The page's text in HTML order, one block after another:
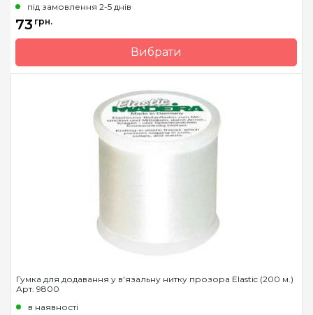
під замовлення 2-5 днів
73 грн.
Вибрати
Бренд
Madeira
Гумка для додавання у в'язальну нитку прозора Elastic (200 м.)
Арт. 9800
в наявності